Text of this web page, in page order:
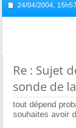
24/04/2004,
Re : Sujet
sonde de
tout dépend
souhaites avoir